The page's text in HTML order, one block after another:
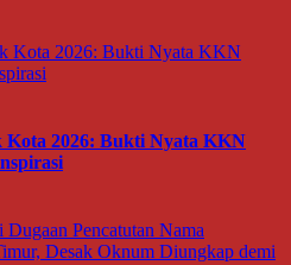
Kota 2026: Bukti Nyata KKN